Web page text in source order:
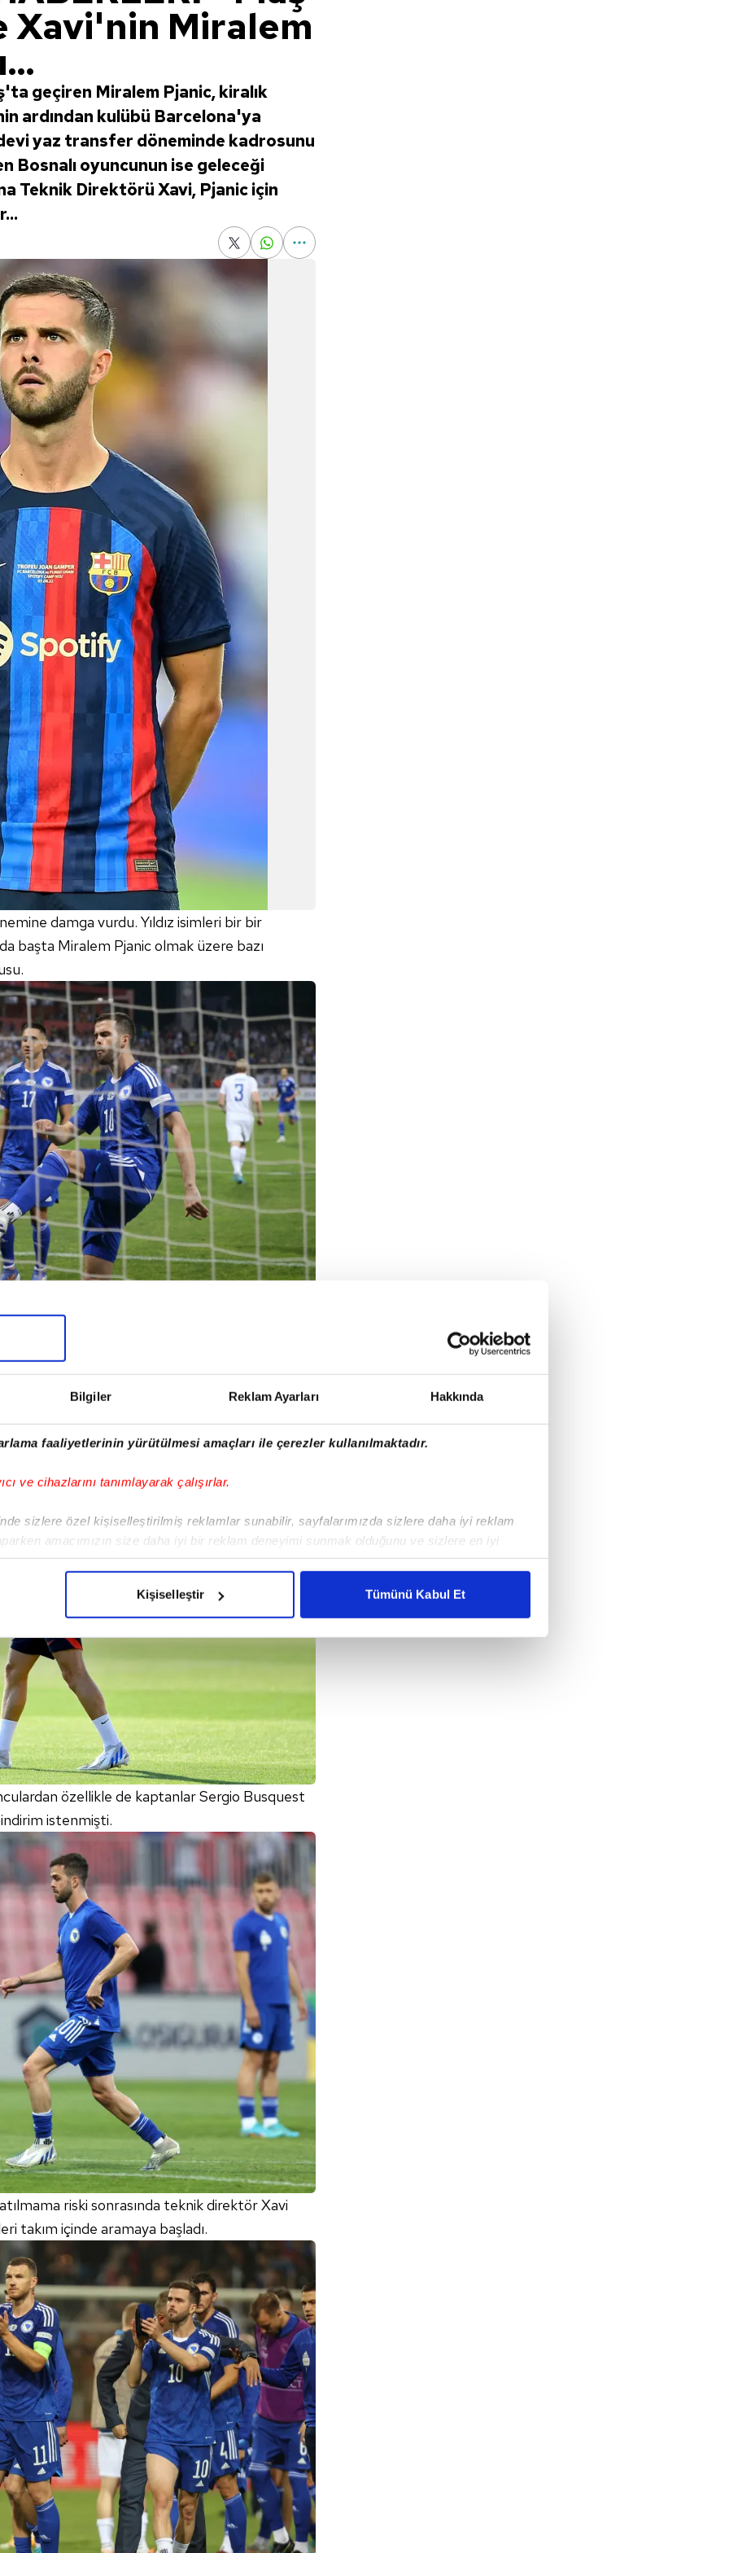
Bilgiler Reklam Ayarları Hakkında
faaliyetlerinin yürütülmesi amaçları ile çerezler kullanılmaktadır.
ve cihazlarını tanımlayarak çalışırlar.
sizlere özel kişiselleştirilmiş reklamlar sunabilir, sayfalarımızda sizlere daha iyi reklam
amacımızın size daha iyi bir reklam deneyimi sunmak olduğunu ve sizlere en iyi
gelen çabayı gösterdiğimizi ve bu noktada, reklamların maliyetlerimizi karşılamak
çerezlere izin vermedikleri takdirde, kullanıcılara hedefli reklamlar gösterilmeyecektir."
için İnternet Sitemizde kendimize ve üçüncü kişilere ait çerezler kullanılmaktadır. Bu
verileriniz işlenmekte olup gerekli olan çerezler bilgi toplumu hizmetlerinin sunulması
çerezler, sitemizin daha işlevsel kılınması ve kişiselleştirilmesi ve sizlere yönelik
amaçlarıyla sınırlı olarak açık rızanız dahilinde kullanılacaktır.
yer alan panel vasıtasıyla belirleyebilirsiniz. Çerezlere ilişkin detaylı bilgi için Ayarlar
Metnimiziziyaret edebilirsiniz.
Kanunu uyarınca hazırlanmış Aydınlatma Metnimizi okumak ve sitemizde ilgili
çerezlerle ilgili bilgi almak için lütfentıklayınız.
Kişiselleştir Tümünü Kabul Et
Xavi'nin Miralem
geçiren Miralem Pjanic, kiralık
ardından kulübü Barcelona'ya
yaz transfer döneminde kadrosunu
Bosnalı oyuncunun ise geleceği
Teknik Direktörü Xavi, Pjanic için
damga vurdu. Yıldız isimleri bir bir
başta Miralem Pjanic olmak üzere bazı
çıkan haberlere göre; mali sorunlar
Robert Lewandowski, Raphinha, Jules
dahi lisans çıkaramama ihtimali
özellikle de kaptanlar Sergio Busquest
istenmişti.
riski sonrasında teknik direktör Xavi
takım içinde aramaya başladı.